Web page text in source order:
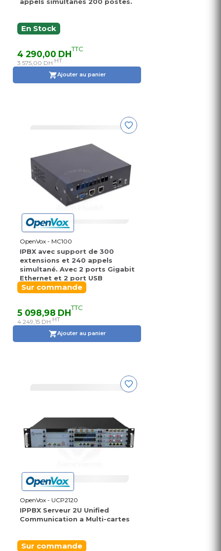
En Stock
4 290,00 DHTTC
3 575,00 DH HT
Ajouter au panier
OpenVox - MC100
IPBX avec support de 300
extensions et 240 appels
simultané. Avec 2 ports Gigabit
Ethernet et 2 port USB
Sur commande
5 098,98 DHTTC
4 249,15 DH HT
Ajouter au panier
OpenVox - UCP2120
IPPBX Serveur 2U Unified
Communication a Multi-cartes
Sur commande